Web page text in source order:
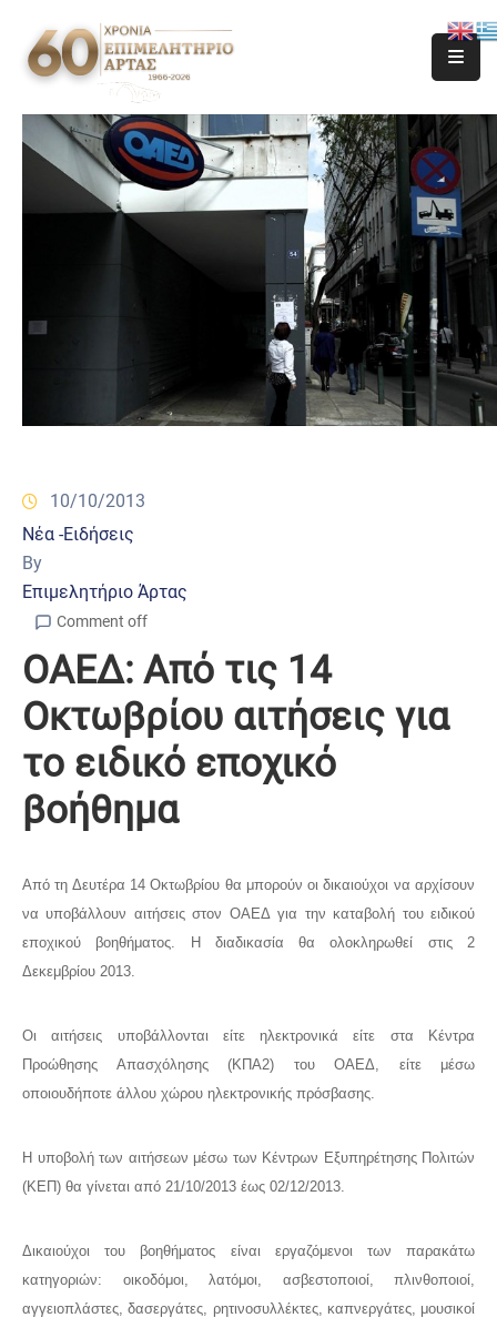
10/10/2013
Νέα -Ειδήσεις
By
Επιμελητήριο Άρτας
Comment off
ΟΑΕΔ: Από τις 14
Οκτωβρίου αιτήσεις για
το ειδικό εποχικό
βοήθημα
Aπό τη Δευτέρα 14 Οκτωβρίου θα μπορούν οι δικαιούχοι να αρχίσουν
να υποβάλλουν αιτήσεις στον ΟΑΕΔ για την καταβολή του ειδικού
εποχικού βοηθήματος. Η διαδικασία θα ολοκληρωθεί στις 2
Δεκεμβρίου 2013.
Οι αιτήσεις υποβάλλονται είτε ηλεκτρονικά είτε στα Κέντρα
Προώθησης Απασχόλησης (ΚΠΑ2) του ΟΑΕΔ, είτε μέσω
οποιουδήποτε άλλου χώρου ηλεκτρονικής πρόσβασης.
Η υποβολή των αιτήσεων μέσω των Κέντρων Εξυπηρέτησης Πολιτών
(ΚΕΠ) θα γίνεται από 21/10/2013 έως 02/12/2013.
Δικαιούχοι του βοηθήματος είναι εργαζόμενοι των παρακάτω
κατηγοριών: οικοδόμοι, λατόμοι, ασβεστοποιοί, πλινθοποιοί,
αγγειοπλάστες, δασεργάτες, ρητινοσυλλέκτες, καπνεργάτες, μουσικοί